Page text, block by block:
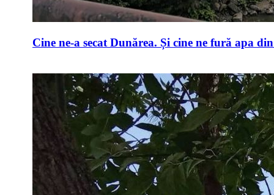
Cine ne-a secat Dunărea. Și cine ne fură apa